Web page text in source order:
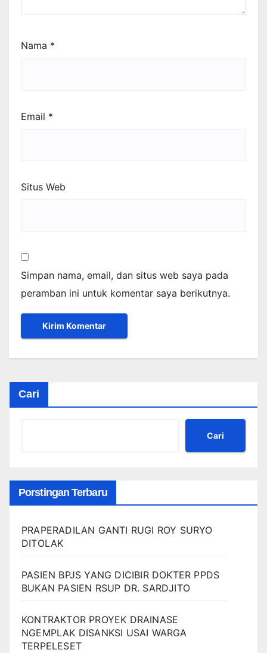
Nama *
Email *
Situs Web
Simpan nama, email, dan situs web saya pada
peramban ini untuk komentar saya berikutnya.
Cari
Cari
Porstingan Terbaru
PRAPERADILAN GANTI RUGI ROY SURYO
DITOLAK
PASIEN BPJS YANG DICIBIR DOKTER PPDS
BUKAN PASIEN RSUP DR. SARDJITO
KONTRAKTOR PROYEK DRAINASE
NGEMPLAK DISANKSI USAI WARGA
TERPELESET